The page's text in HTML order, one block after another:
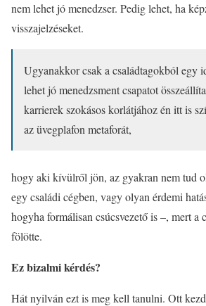
nem lehet jó menedzser. Pedig lehet, ha
visszajelzéseket.
Ugyanakkor csak a családtagokból egy
lehet jó menedzsment csapatot
karrierek szokásos korlátjához én itt is
az üvegplafon metaforát,
hogy aki kívülről jön, az gyakran nem tud
egy családi cégben, vagy olyan érdemi
hogyha formálisan csúcsvezető is –, mert a
fölötte.
Ez bizalmi kérdés?
Hát nyilván ezt is meg kell tanulni. Ott